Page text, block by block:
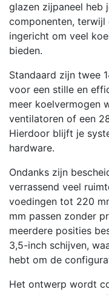
glazen zijpaneel heb
componenten, terwijl
ingericht om veel
bieden.
Standaard zijn twee
voor een stille en
meer koelvermogen
ventilatoren of een
Hierdoor blijft je
hardware.
Ondanks zijn
verrassend veel
voedingen tot 220
mm passen zonder
meerdere posities
3,5-inch schijven,
hebt om de
Het ontwerp wordt